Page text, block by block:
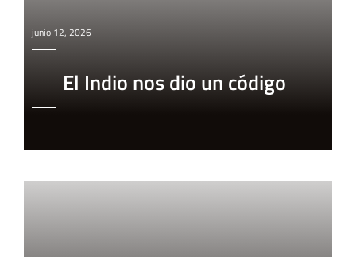
junio 12, 2026
El Indio nos dio un código